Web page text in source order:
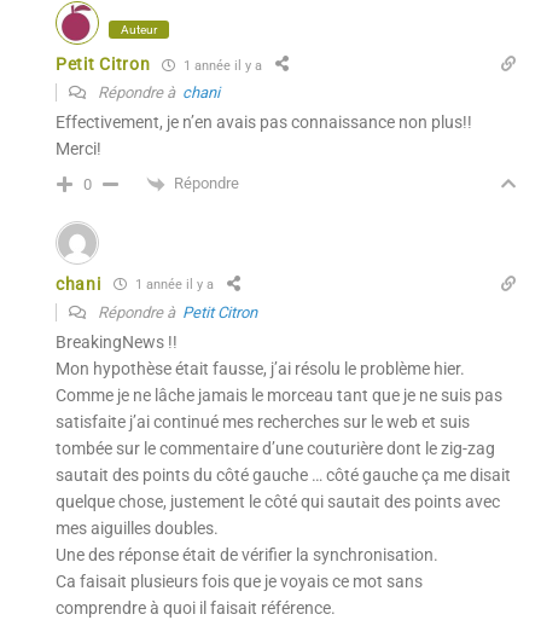
Auteur
Petit Citron 1 année il y a
Répondre à chani
Effectivement, je n’en avais pas connaissance non plus!!
Merci!
0 Répondre
chani 1 année il y a
Répondre à Petit Citron
BreakingNews !!
Mon hypothèse était fausse, j’ai résolu le problème hier.
Comme je ne lâche jamais le morceau tant que je ne suis pas
satisfaite j’ai continué mes recherches sur le web et suis
tombée sur le commentaire d’une couturière dont le zig-zag
sautait des points du côté gauche … côté gauche ça me disait
quelque chose, justement le côté qui sautait des points avec
mes aiguilles doubles.
Une des réponse était de vérifier la synchronisation.
Ca faisait plusieurs fois que je voyais ce mot sans
comprendre à quoi il faisait référence.